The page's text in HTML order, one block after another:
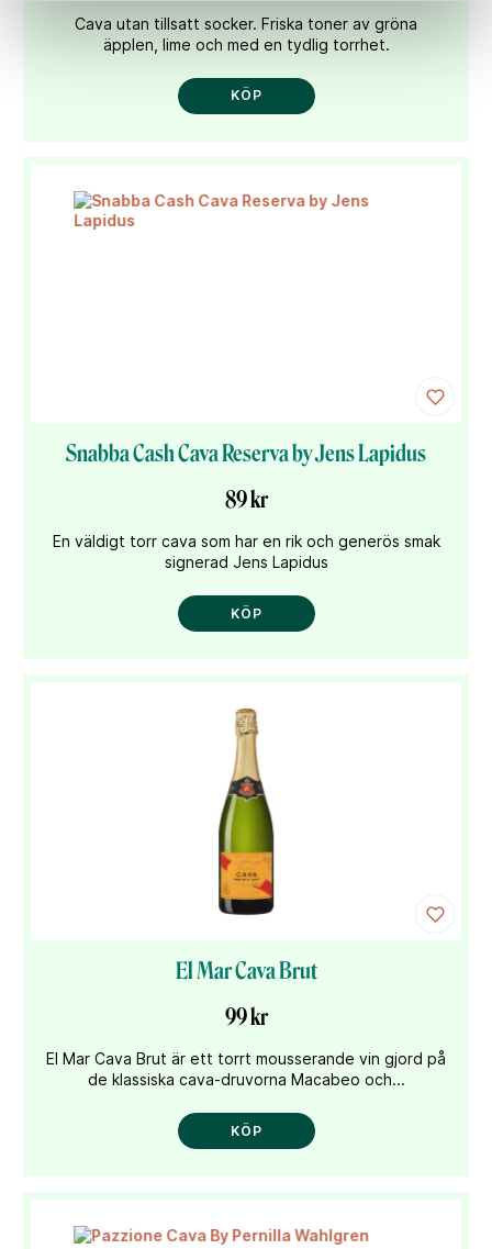
Cava utan tillsatt socker. Friska toner av gröna
äpplen, lime och med en tydlig torrhet.
KÖP
Snabba Cash Cava Reserva by Jens Lapidus
89 kr
En väldigt torr cava som har en rik och generös smak
signerad Jens Lapidus
KÖP
El Mar Cava Brut
99 kr
El Mar Cava Brut är ett torrt mousserande vin gjord på
de klassiska cava-druvorna Macabeo och...
KÖP